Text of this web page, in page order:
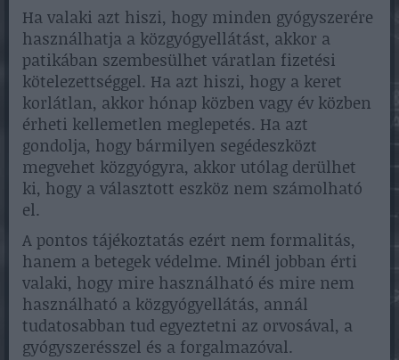
Ha valaki azt hiszi, hogy minden gyógyszerére
használhatja a közgyógyellátást, akkor a
patikában szembesülhet váratlan fizetési
kötelezettséggel. Ha azt hiszi, hogy a keret
korlátlan, akkor hónap közben vagy év közben
érheti kellemetlen meglepetés. Ha azt
gondolja, hogy bármilyen segédeszközt
megvehet közgyógyra, akkor utólag derülhet
ki, hogy a választott eszköz nem számolható
el.
A pontos tájékoztatás ezért nem formalitás,
hanem a betegek védelme. Minél jobban érti
valaki, hogy mire használható és mire nem
használható a közgyógyellátás, annál
tudatosabban tud egyeztetni az orvosával, a
gyógyszerésszel és a forgalmazóval.